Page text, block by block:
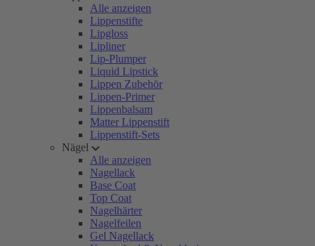
Alle anzeigen
Lippenstifte
Lipgloss
Lipliner
Lip-Plumper
Liquid Lipstick
Lippen Zubehör
Lippen-Primer
Lippenbalsam
Matter Lippenstift
Lippenstift-Sets
Nägel
Alle anzeigen
Nagellack
Base Coat
Top Coat
Nagelhärter
Nagelfeilen
Gel Nagellack